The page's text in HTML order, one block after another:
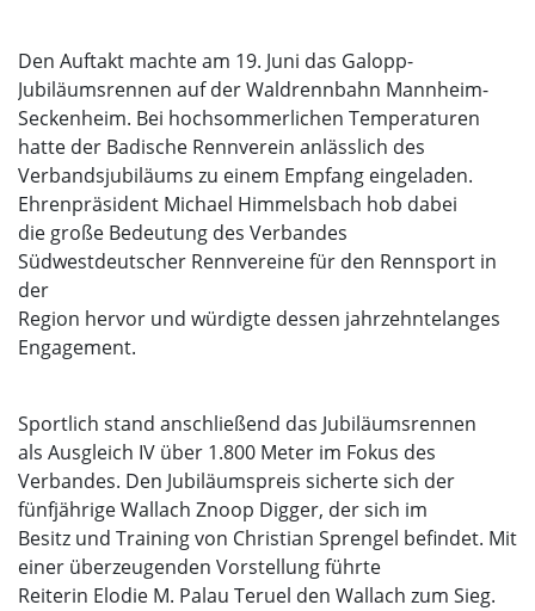
Den Auftakt machte am 19. Juni das Galopp-
Jubiläumsrennen auf der Waldrennbahn Mannheim-
Seckenheim. Bei hochsommerlichen Temperaturen
hatte der Badische Rennverein anlässlich des
Verbandsjubiläums zu einem Empfang eingeladen.
Ehrenpräsident Michael Himmelsbach hob dabei
die große Bedeutung des Verbandes
Südwestdeutscher Rennvereine für den Rennsport in
der
Region hervor und würdigte dessen jahrzehntelanges
Engagement.
Sportlich stand anschließend das Jubiläumsrennen
als Ausgleich IV über 1.800 Meter im Fokus des
Verbandes. Den Jubiläumspreis sicherte sich der
fünfjährige Wallach Znoop Digger, der sich im
Besitz und Training von Christian Sprengel befindet. Mit
einer überzeugenden Vorstellung führte
Reiterin Elodie M. Palau Teruel den Wallach zum Sieg.